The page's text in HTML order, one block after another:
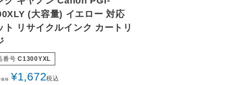
(大容量) イエロー 対応
ト リサイクルインク カートリ
番号 C1300YXL
価格 ¥1,672税込